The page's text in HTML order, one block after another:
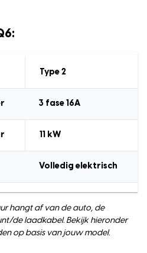
Type 2
3 fase 16A
11 kW
Volledig elektrisch
hangt af van de auto, de
de laadkabel. Bekijk hieronder
op basis van jouw model.